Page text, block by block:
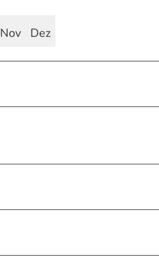
Nov Dez